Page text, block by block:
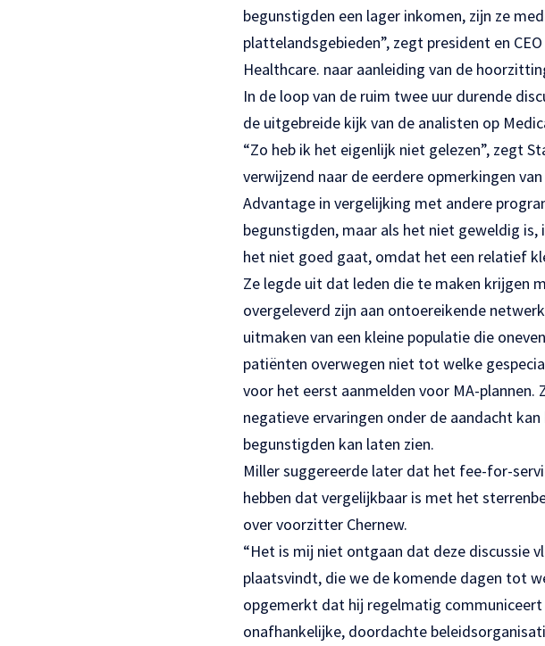
begunstigden een lager inkomen, zijn ze
plattelandsgebieden”, zegt president en
Healthcare. naar aanleiding van de
In de loop van de ruim twee uur durende
de uitgebreide kijk van de analisten op
“Zo heb ik het eigenlijk niet gelezen”, zegt
verwijzend naar de eerdere opmerkingen
Advantage in vergelijking met andere
begunstigden, maar als het niet geweldig
het niet goed gaat, omdat het een relatief
Ze legde uit dat leden die te maken krijgen
overgeleverd zijn aan ontoereikende
uitmaken van een kleine populatie die
patiënten overwegen niet tot welke
voor het eerst aanmelden voor MA-
negatieve ervaringen onder de aandacht
begunstigden kan laten zien.
Miller suggereerde later dat het fee-for-
hebben dat vergelijkbaar is met het
over voorzitter Chernew.
“Het is mij niet ontgaan dat deze discussie
plaatsvindt, die we de komende dagen tot
opgemerkt dat hij regelmatig communiceert
onafhankelijke, doordachte